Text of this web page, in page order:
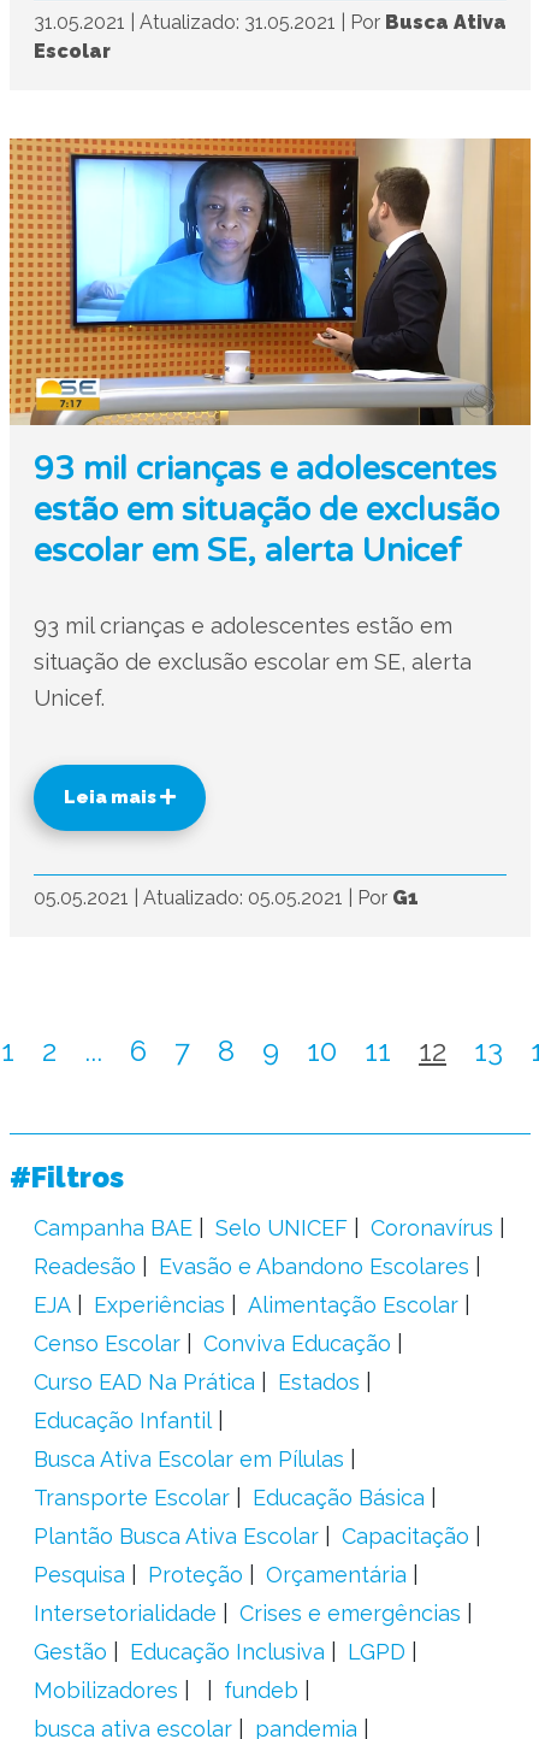
31.05.2021 Atualizado: 31.05.2021 Por Busca Ativa
Escolar
93 mil crianças e adolescentes
estão em situação de exclusão
escolar em SE, alerta Unicef
93 mil crianças e adolescentes estão em
situação de exclusão escolar em SE, alerta
Unicef.
Leia mais
05.05.2021 Atualizado: 05.05.2021 Por G1
1 2 ... 6 7 8 9 10 11 12 13
#Filtros
Campanha BAE Selo UNICEF
Coronavírus
Readesão
Evasão e Abandono Escolares
EJA
Experiências
Alimentação Escolar
Censo Escolar
Conviva Educação
Curso EAD Na Prática
Estados
Educação Infantil
Busca Ativa Escolar em Pílulas
Transporte Escolar
Educação Básica
Plantão Busca Ativa Escolar
Capacitação
Pesquisa
Proteção
Orçamentária
Intersetorialidade
Crises e emergências
Gestão
Educação Inclusiva
LGPD
Mobilizadores
fundeb
busca ativa escolar
pandemia